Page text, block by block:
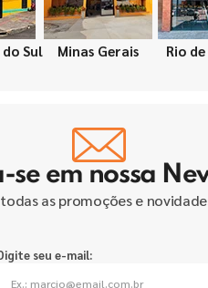
Sul Minas Gerais Rio
se em nossa
as promoções e
seu e-mail: